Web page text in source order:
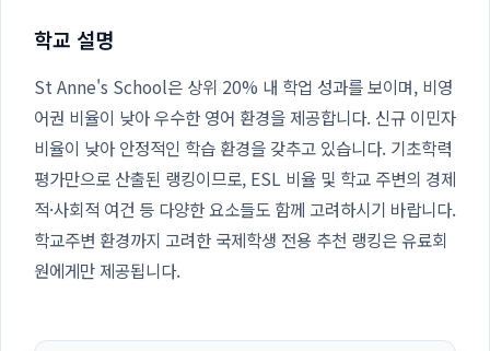
학교 설명
St Anne's School은 상위 20% 내 학업 성과를 보이며, 비영
어권 비율이 낮아 우수한 영어 환경을 제공합니다. 신규 이민자
비율이 낮아 안정적인 학습 환경을 갖추고 있습니다. 기초학력
평가만으로 산출된 랭킹이므로, ESL 비율 및 학교 주변의 경제
적·사회적 여건 등 다양한 요소들도 함께 고려하시기 바랍니다.
학교주변 환경까지 고려한 국제학생 전용 추천 랭킹은 유료회
원에게만 제공됩니다.